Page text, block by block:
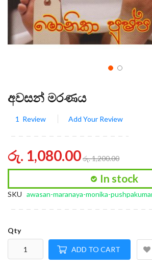
අවසන් මරණය
1 Review Add Your Review
රු. 1,080.00රු. 1,200.00
In stock
SKU awasan-maranaya-monika-
Qty
ADD TO CART